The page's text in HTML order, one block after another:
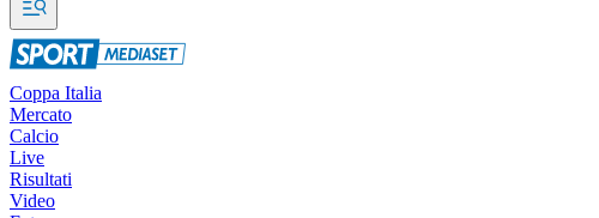
Coppa Italia
Mercato
Calcio
Live
Risultati
Video